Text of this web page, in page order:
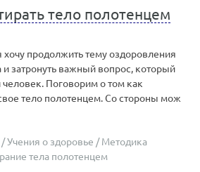
тело полотенцем
хочу продолжить тему оздоровления
и затронуть важный вопрос, который
Поговорим о том как
тело полотенцем. Со стороны мож
/Учения о здоровье /Методика
тела полотенцем